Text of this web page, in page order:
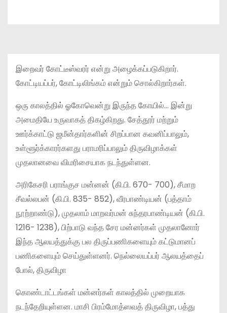
இறைவர் கோட்டீஸ்வரர் என்று அழைக்கப்படுகிறார்.
கோட்டியப்பர், கோட்டிலிங்கம் என்றும் சொல்கிறார்கள்.
ஒரு காலத்தில் ஓகோவென்று இருந்த கோயில்… இன்று
அமைதியே உருவாகத் திகழ்கிறது. சேத்தூர் மற்றும்
ஊர்க்காட்டு ஜமீன்தார்களின் சிறப்பான கவனிப்பாலும்,
உள்ளூர்க்காரர்களது பராமரிப்பாலும் திருவிழாக்கள்
முதலானவை விமரிசையாக நடந்துள்ளன.
அரிகேசரி பராங்குச மன்னன் (கி.பி. 670- 700), சீமாற
சீவல்லபன் (கி.பி. 835- 852), வீரபாண்டியன் (பத்தாம்
நூற்றாண்டு), முதலாம் மாறவர்மன் சுந்தரபாண்டியன் (கி.பி.
1216- 1238), பிற்பாடு வந்த சேர மன்னர்கள் முதலானோர்
இந்த ஆலயத்துக்கு பல திருப்பணிகளையும் கட்டுமானப்
பணிகளையும் செய்துள்ளனர். நெல்லையப்பர் ஆலயத்தைப்
போல், திருவிழா
கொண்டாட்டங்கள் மன்னர்கள் காலத்தில் முறையாக
நடந்தேறியுள்ளன. மாசி பிரம்மோத்ஸவத் திருவிழா, பத்து